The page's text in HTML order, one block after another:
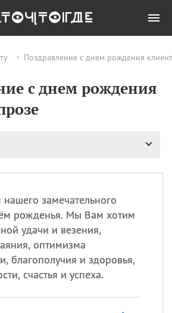
Поздравление с днем рождения
с днем рождения
замечательного
рожденья. Мы Вам хотим
удачи и везения,
оптимизма
благополучия и здоровья,
счастья и успеха.
ПРАЗДНИКИ Все
09.08 День памяти
великомученика и
Николая Чудотворца
11.08 День полета на
11.08 День Святой Клары —
покровительницы
телевидения
ИМЕНА
Все